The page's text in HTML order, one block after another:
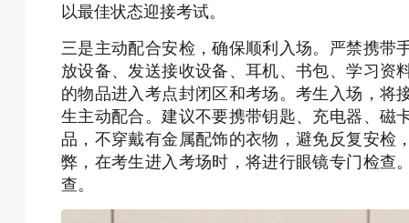
以最佳状态迎接考试。
三是主动配合安检，确保顺利入场。严禁携带
放设备、发送接收设备、耳机、书包、学习资
的物品进入考点封闭区和考场。考生入场，将
生主动配合。建议不要携带钥匙、充电器、磁
品，不穿戴有金属配饰的衣物，避免反复安检
弊，在考生进入考场时，将进行眼镜专门检查
查。